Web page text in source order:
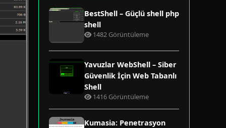
BestShell – Güçlü shell php
shell
1482 Görüntüleme
Yavuzlar WebShell – Siber
Güvenlik İçin Web Tabanlı
Shell
1416 Görüntüleme
Kumasia: Penetrasyon